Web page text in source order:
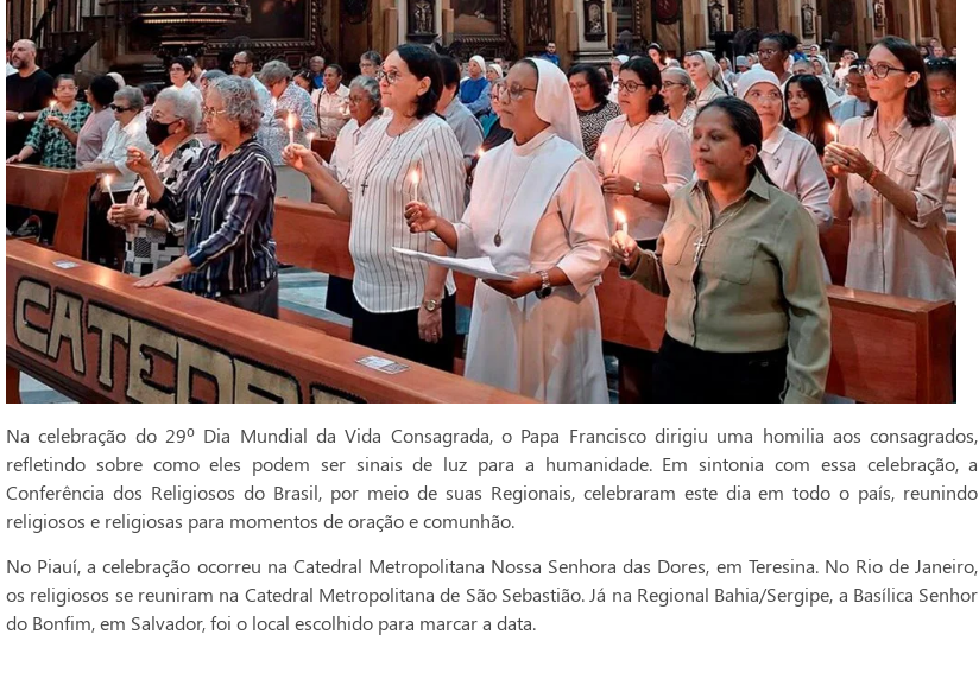
Na celebração do 29º Dia Mundial da Vida Consagrada, o Papa Francisco dirigiu uma homilia aos consagrados,
refletindo sobre como eles podem ser sinais de luz para a humanidade. Em sintonia com essa celebração, a
Conferência dos Religiosos do Brasil, por meio de suas Regionais, celebraram este dia em todo o país, reunindo
religiosos e religiosas para momentos de oração e comunhão.
No Piauí, a celebração ocorreu na Catedral Metropolitana Nossa Senhora das Dores, em Teresina. No Rio de Janeiro,
os religiosos se reuniram na Catedral Metropolitana de São Sebastião. Já na Regional Bahia/Sergipe, a Basílica Senhor
do Bonfim, em Salvador, foi o local escolhido para marcar a data.